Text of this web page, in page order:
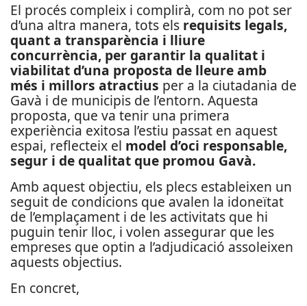
El procés compleix i complirà, com no pot ser
d’una altra manera, tots els requisits legals,
quant a transparència i lliure
concurrència, per garantir la qualitat i
viabilitat d’una proposta de lleure amb
més i millors atractius per a la ciutadania de
Gavà i de municipis de l’entorn. Aquesta
proposta, que va tenir una primera
experiència exitosa l’estiu passat en aquest
espai, reflecteix el model d’oci responsable,
segur i de qualitat que promou Gavà.
Amb aquest objectiu, els plecs estableixen un
seguit de condicions que avalen la idoneïtat
de l’emplaçament i de les activitats que hi
puguin tenir lloc, i volen assegurar que les
empreses que optin a l’adjudicació assoleixen
aquests objectius.
En concret,